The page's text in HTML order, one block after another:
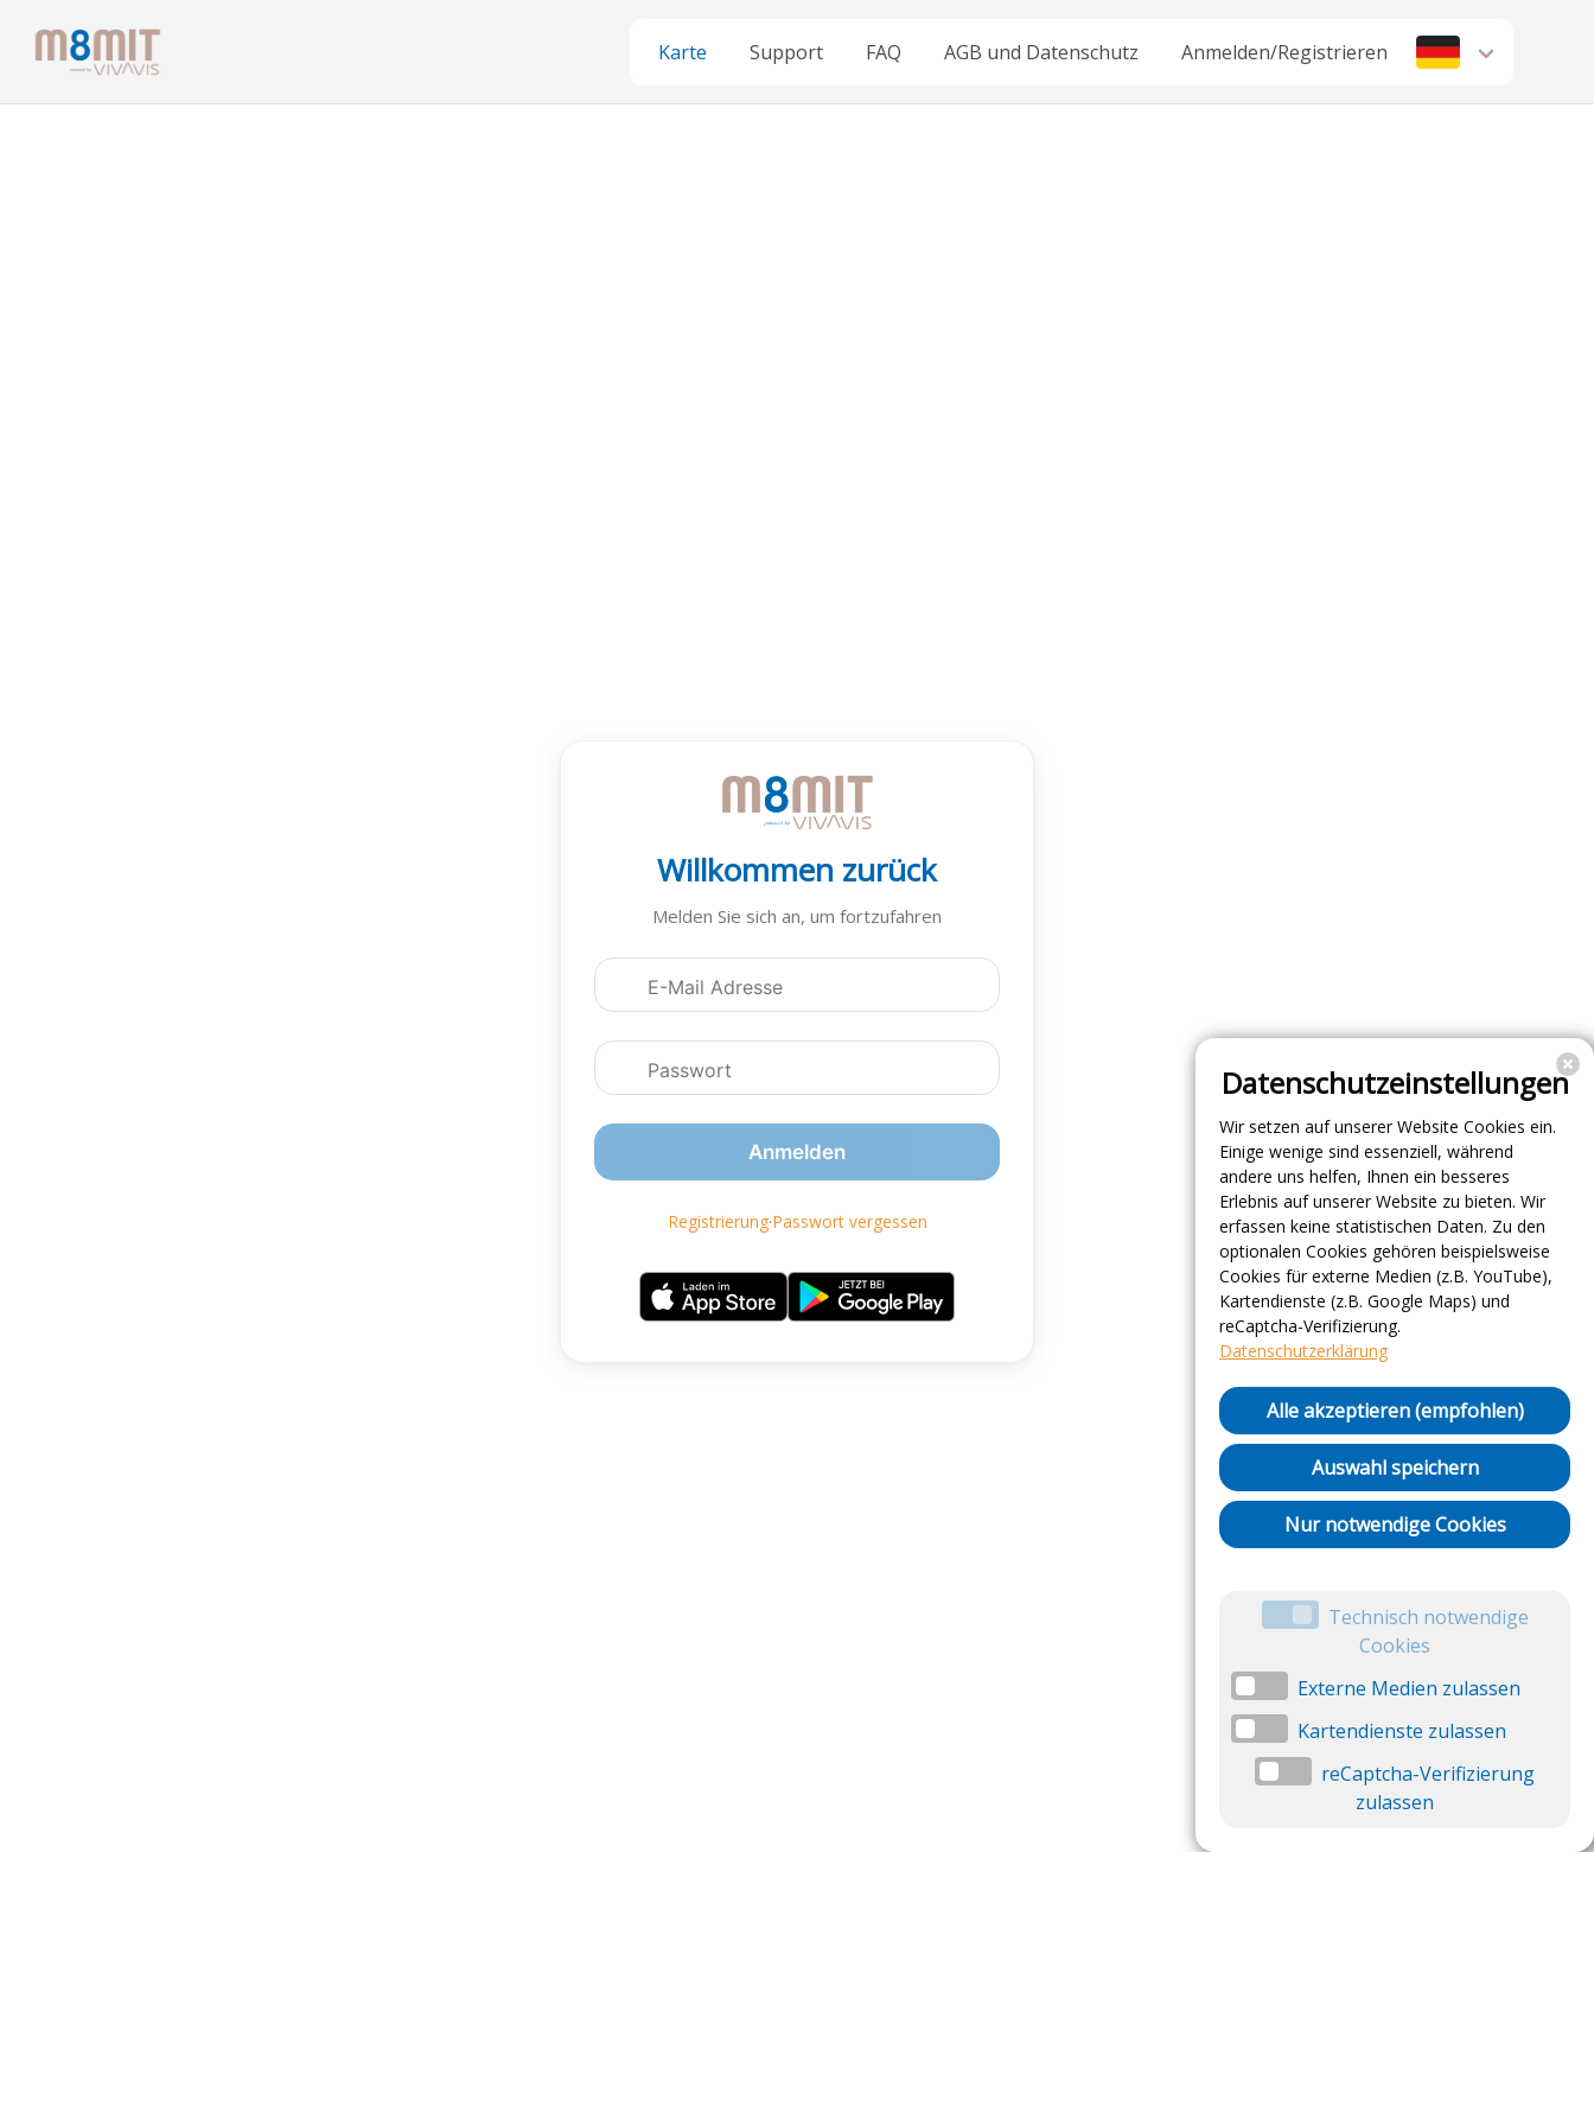
Karte Support FAQ AGB und Datenschutz Anmelden/Registrieren
Willkommen zurück
Melden Sie sich an, um fortzufahren
Anmeldedaten
Anmelden
Registrierung·Passwort vergessen
Datenschutzeinstellungen
Wir setzen auf unserer Website Cookies ein.
Einige wenige sind essenziell, während
andere uns helfen, Ihnen ein besseres
Erlebnis auf unserer Website zu bieten. Wir
erfassen keine statistischen Daten. Zu den
optionalen Cookies gehören beispielsweise
Cookies für externe Medien (z.B. YouTube),
Kartendienste (z.B. Google Maps) und
reCaptcha-Verifizierung.
Datenschutzerklärung
Alle akzeptieren (empfohlen)
Auswahl speichern
Nur notwendige Cookies
Technisch notwendige
Cookies
Externe Medien zulassen
Kartendienste zulassen
reCaptcha-Verifizierung
zulassen